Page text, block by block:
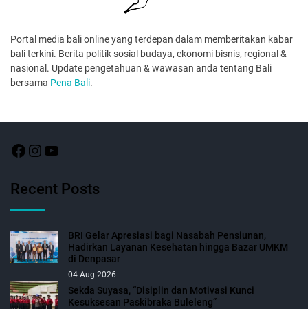
Portal media bali online yang terdepan dalam memberitakan kabar
bali terkini. Berita politik sosial budaya, ekonomi bisnis, regional &
nasional. Update pengetahuan & wawasan anda tentang Bali
bersama Pena Bali.
Recent Posts
BRI Gelar Apresiasi bagi Nasabah Pensiunan,
Hadirkan Layanan Kesehatan hingga Bazar UMKM
di Denpasar
04 Aug 2026
Sekda Suyasa, “Disiplin dan Motivasi Kunci
Kesuksesan Paskibraka Buleleng”